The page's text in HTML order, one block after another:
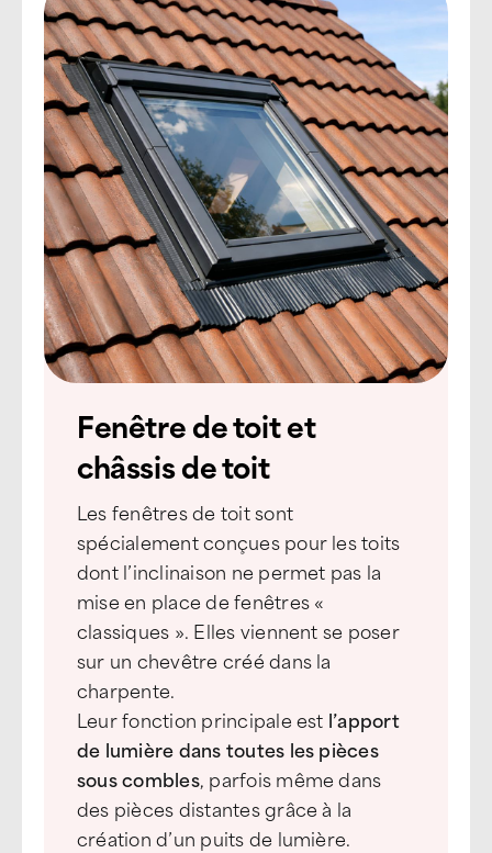
Fenêtre de toit et
châssis de toit
Les fenêtres de toit sont
spécialement conçues pour les toits
dont l’inclinaison ne permet pas la
mise en place de fenêtres «
classiques ». Elles viennent se poser
sur un chevêtre créé dans la
charpente.
Leur fonction principale est l’apport
de lumière dans toutes les pièces
sous combles, parfois même dans
des pièces distantes grâce à la
création d’un puits de lumière.